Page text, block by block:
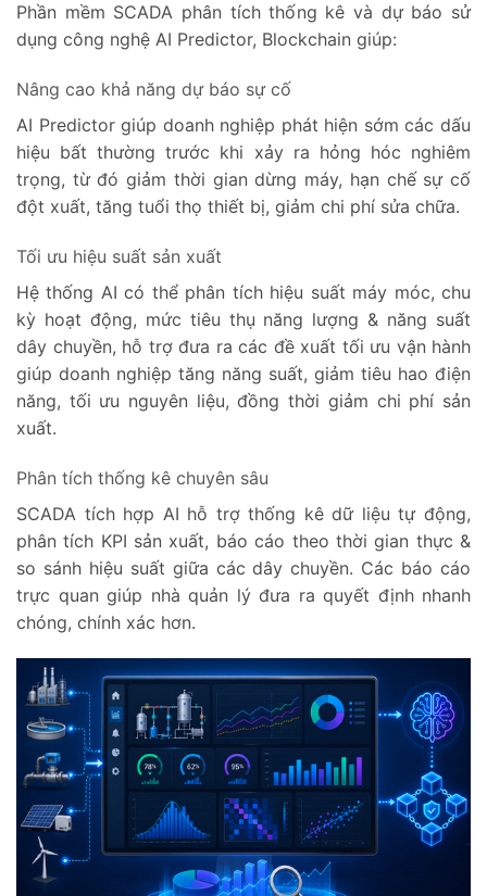
Phần mềm SCADA phân tích thống kê và dự báo sử
dụng công nghệ AI Predictor, Blockchain giúp:
Nâng cao khả năng dự báo sự cố
AI Predictor giúp doanh nghiệp phát hiện sớm các dấu
hiệu bất thường trước khi xảy ra hỏng hóc nghiêm
trọng, từ đó giảm thời gian dừng máy, hạn chế sự cố
đột xuất, tăng tuổi thọ thiết bị, giảm chi phí sửa chữa.
Tối ưu hiệu suất sản xuất
Hệ thống AI có thể phân tích hiệu suất máy móc, chu
kỳ hoạt động, mức tiêu thụ năng lượng & năng suất
dây chuyền, hỗ trợ đưa ra các đề xuất tối ưu vận hành
giúp doanh nghiệp tăng năng suất, giảm tiêu hao điện
năng, tối ưu nguyên liệu, đồng thời giảm chi phí sản
xuất.
Phân tích thống kê chuyên sâu
SCADA tích hợp AI hỗ trợ thống kê dữ liệu tự động,
phân tích KPI sản xuất, báo cáo theo thời gian thực &
so sánh hiệu suất giữa các dây chuyền. Các báo cáo
trực quan giúp nhà quản lý đưa ra quyết định nhanh
chóng, chính xác hơn.